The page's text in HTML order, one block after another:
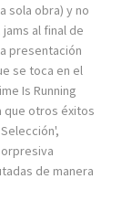
sola obra) y no
al final de
presentación
se toca en el
Is Running
que otros éxitos
de manera